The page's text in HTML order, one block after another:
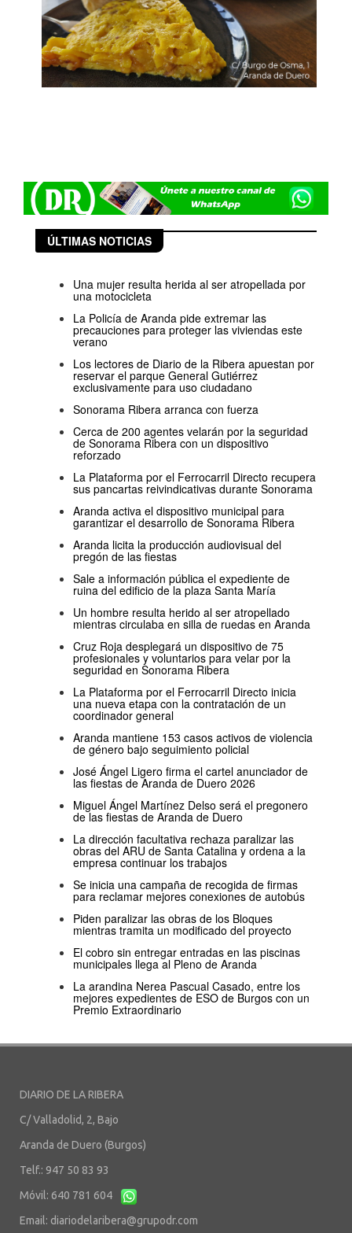
ÚLTIMAS NOTICIAS
Una mujer resulta herida al ser atropellada por
una motocicleta
La Policía de Aranda pide extremar las
precauciones para proteger las viviendas este
verano
Los lectores de Diario de la Ribera apuestan por
reservar el parque General Gutiérrez
exclusivamente para uso ciudadano
Sonorama Ribera arranca con fuerza
Cerca de 200 agentes velarán por la seguridad
de Sonorama Ribera con un dispositivo
reforzado
La Plataforma por el Ferrocarril Directo recupera
sus pancartas reivindicativas durante Sonorama
Aranda activa el dispositivo municipal para
garantizar el desarrollo de Sonorama Ribera
Aranda licita la producción audiovisual del
pregón de las fiestas
Sale a información pública el expediente de
ruina del edificio de la plaza Santa María
Un hombre resulta herido al ser atropellado
mientras circulaba en silla de ruedas en Aranda
Cruz Roja desplegará un dispositivo de 75
profesionales y voluntarios para velar por la
seguridad en Sonorama Ribera
La Plataforma por el Ferrocarril Directo inicia
una nueva etapa con la contratación de un
coordinador general
Aranda mantiene 153 casos activos de violencia
de género bajo seguimiento policial
José Ángel Ligero firma el cartel anunciador de
las fiestas de Aranda de Duero 2026
Miguel Ángel Martínez Delso será el pregonero
de las fiestas de Aranda de Duero
La dirección facultativa rechaza paralizar las
obras del ARU de Santa Catalina y ordena a la
empresa continuar los trabajos
Se inicia una campaña de recogida de firmas
para reclamar mejores conexiones de autobús
Piden paralizar las obras de los Bloques
mientras tramita un modificado del proyecto
El cobro sin entregar entradas en las piscinas
municipales llega al Pleno de Aranda
La arandina Nerea Pascual Casado, entre los
mejores expedientes de ESO de Burgos con un
Premio Extraordinario
DIARIO DE LA RIBERA
C/ Valladolid, 2, Bajo
Aranda de Duero (Burgos)
Telf.: 947 50 83 93
Móvil: 640 781 604
Email: diariodelaribera@grupodr.com